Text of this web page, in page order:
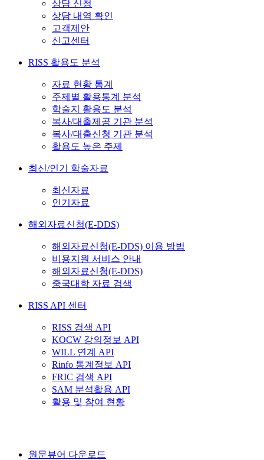
상담 신청
상담 내역 확인
고객제안
신고센터
RISS 활용도 분석
자료 현황 통계
주제별 활용통계 분석
학술지 활용도 분석
복사/대출제공 기관 분석
복사/대출신청 기관 분석
활용도 높은 주제
최신/인기 학술자료
최신자료
인기자료
해외자료신청(E-DDS)
해외자료신청(E-DDS) 이용 방법
비용지원 서비스 안내
해외자료신청(E-DDS)
중국대학 자료 검색
RISS API 센터
RISS 검색 API
KOCW 강의정보 API
WILL 연계 API
Rinfo 통계정보 API
FRIC 검색 API
SAM 분석활용 API
활용 및 참여 현황
원문뷰어 다운로드